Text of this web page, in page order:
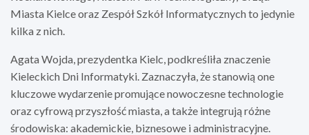
Miasta Kielce oraz Zespół Szkół Informatycznych to jedynie
kilka z nich.
Agata Wojda, prezydentka Kielc, podkreśliła znaczenie
Kieleckich Dni Informatyki. Zaznaczyła, że stanowią one
kluczowe wydarzenie promujące nowoczesne technologie
oraz cyfrową przyszłość miasta, a także integrują różne
środowiska: akademickie, biznesowe i administracyjne.